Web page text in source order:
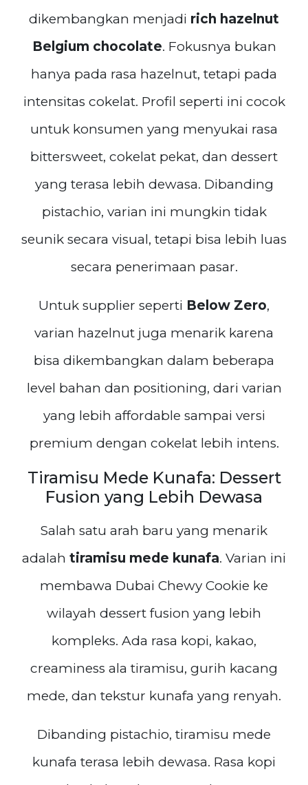
dikembangkan menjadi rich hazelnut
Belgium chocolate. Fokusnya bukan
hanya pada rasa hazelnut, tetapi pada
intensitas cokelat. Profil seperti ini cocok
untuk konsumen yang menyukai rasa
bittersweet, cokelat pekat, dan dessert
yang terasa lebih dewasa. Dibanding
pistachio, varian ini mungkin tidak
seunik secara visual, tetapi bisa lebih luas
secara penerimaan pasar.
Untuk supplier seperti Below Zero,
varian hazelnut juga menarik karena
bisa dikembangkan dalam beberapa
level bahan dan positioning, dari varian
yang lebih affordable sampai versi
premium dengan cokelat lebih intens.
Tiramisu Mede Kunafa: Dessert
Fusion yang Lebih Dewasa
Salah satu arah baru yang menarik
adalah tiramisu mede kunafa. Varian ini
membawa Dubai Chewy Cookie ke
wilayah dessert fusion yang lebih
kompleks. Ada rasa kopi, kakao,
creaminess ala tiramisu, gurih kacang
mede, dan tekstur kunafa yang renyah.
Dibanding pistachio, tiramisu mede
kunafa terasa lebih dewasa. Rasa kopi